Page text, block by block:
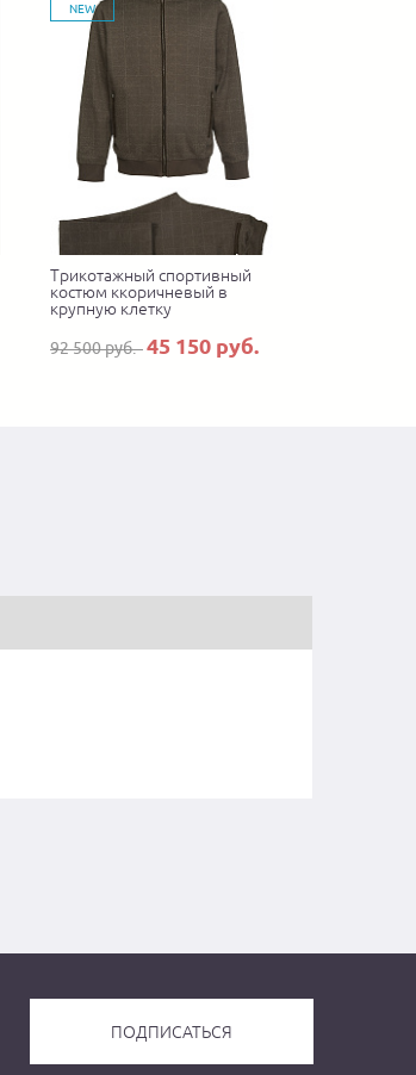
NEW
Трикотажный спортивный
костюм ккоричневый в
крупную клетку
92 500 руб.45 150 руб.